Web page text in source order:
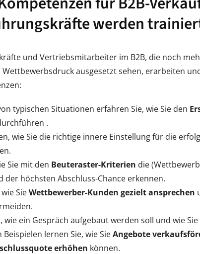
werden
und Vertriebsmitarbeiter im B2B, die noch
ausgesetzt sehen, erarbeiten
typischen Situationen erfahren Sie, wie Sie den
.
wie Sie die richtige innere Einstellung für die
Sie mit den Beuteraster-Kriterien die
der höchsten Abschluss-Chance erkennen.
SieWettbewerber-Kunden gezielt ansprechen
wie ein Gespräch aufgebaut werden soll und wie Sie
lernen Sie, wie SieAngebote
erhöhen können.